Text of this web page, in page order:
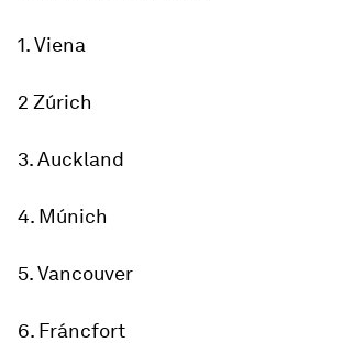
1. Viena
2 Zúrich
3. Auckland
4. Múnich
5. Vancouver
6. Fráncfort